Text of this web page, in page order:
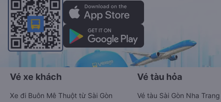
Vé xe khách
Xe đi Buôn Mê Thuột từ Sài Gòn
Vé tàu hỏa
Vé tàu Sài Gòn Nha Trang